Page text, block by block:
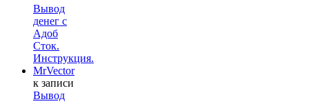
Вывод
денег с
Адоб
Сток.
Инструкция.
MrVector
к записи
Вывод